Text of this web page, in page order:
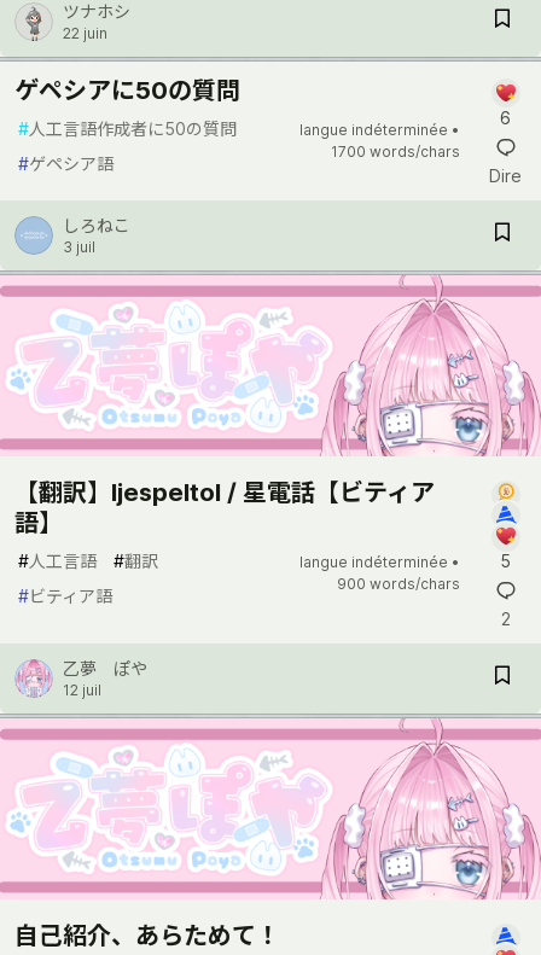
ツナホシ
22 juin
ゲペシアに50の質問
#人工言語作成者に50の質問
#ゲペシア語
langue indéterminée •
1700 words/chars
6
Dire
しろねこ
3 juil
【翻訳】ljespeltol / 星電話【ビティア
語】
#人工言語 #翻訳
#ビティア語
langue indéterminée •
900 words/chars
5
2
乙夢 ぽや
12 juil
自己紹介、あらためて！